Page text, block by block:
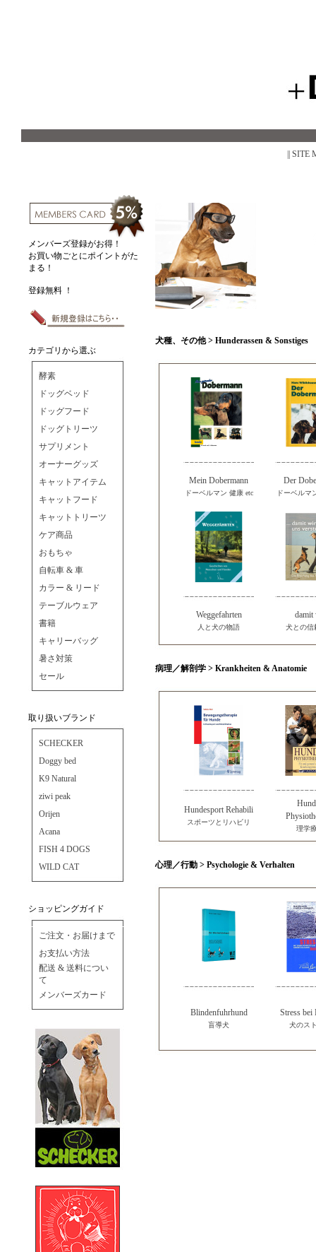
|| SITE
メンバーズ登録がお得！
お買い物ごとにポイントがた
まる！
登録無料 ！
カテゴリから選ぶ
酵素
ドッグベッド
ドッグフード
ドッグトリーツ
サプリメント
オーナーグッズ
キャットアイテム
キャットフード
キャットトリーツ
ケア商品
おもちゃ
自転車 & 車
カラー & リード
テーブルウェア
書籍
キャリーバッグ
暑さ対策
セール
取り扱いブランド
SCHECKER
Doggy bed
K9 Natural
ziwi peak
Orijen
Acana
FISH 4 DOGS
WILD CAT
ショッピングガイド
ご注文・お届けまで
お支払い方法
配送 & 送料につい
て
メンバーズカード
犬種、その他 > Hunderassen & Sonstiges
Mein Dobermann
ドーベルマン 健康 etc
Der
ドーベルマ
Weggefahrten
人と犬の物語
damit
犬との信
病理／解剖学 > Krankheiten & Anatomie
Hundesport Rehabili
スポーツとリハビリ
理学
心理／行動 > Psychologie & Verhalten
Blindenfuhrhund
盲導犬
Stress bei
犬のス